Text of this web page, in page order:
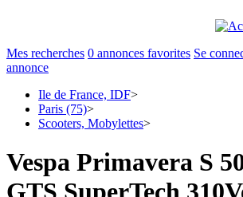
Mes recherches 0 annonces favorites Se
annonce
Ile de France, IDF>
Paris (75)>
Scooters, Mobylettes>
Vespa Primavera S